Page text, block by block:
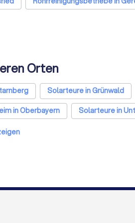
Orten
Solarteure in Grünwald
in Oberbayern Solarteure in
in Köln